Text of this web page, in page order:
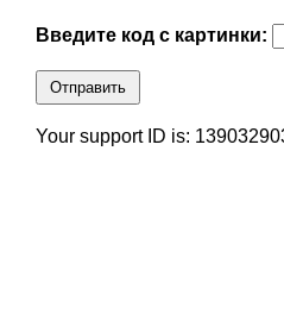
Введите код с картинки:
Отправить
Your support ID is: